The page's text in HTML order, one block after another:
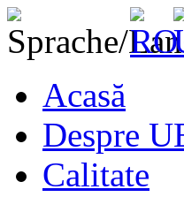
Acasă
Despre
Calitate